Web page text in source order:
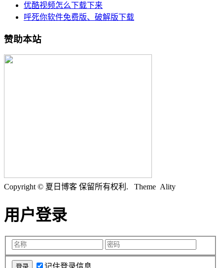
优酷视频怎么下载下来
呼死你软件免费版、破解版下载
赞助本站
Copyright © 夏日博客 保留所有权利. Theme Ality
用户登录
记住登录信息